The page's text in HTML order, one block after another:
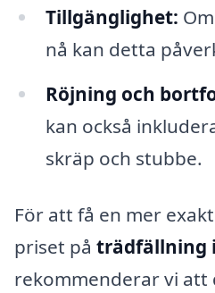
Tillgänglighet:
nå kan detta
Röjning och
kan också
skräp och stubbe.
För att få en mer
priset på trädfällning
rekommenderar vi